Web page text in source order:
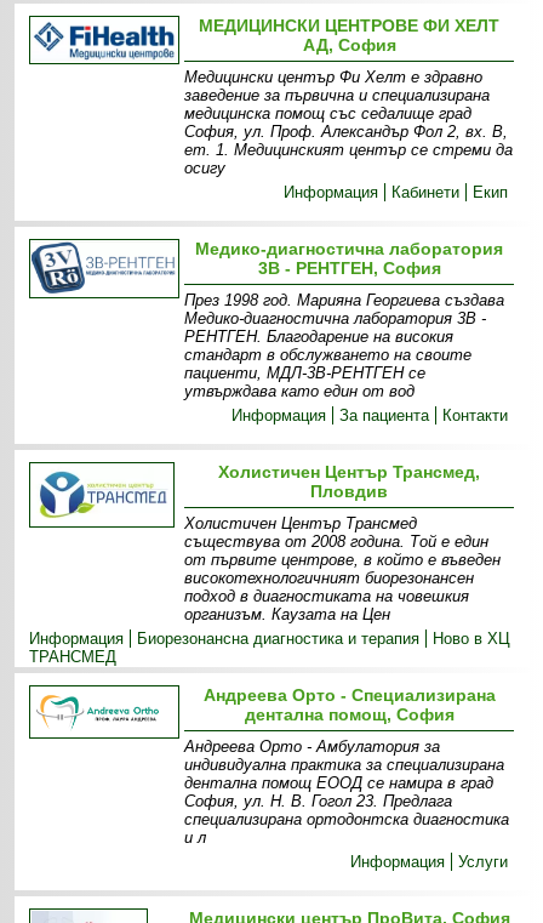
МЕДИЦИНСКИ ЦЕНТРОВЕ ФИ ХЕЛТ
АД, София
Медицински център Фи Хелт е здравно
заведение за първична и специализирана
медицинска помощ със седалище град
София, ул. Проф. Александър Фол 2, вх. В,
ет. 1. Медицинският център се стреми да
осигу
Информация
Кабинети Екип
Медико-диагностична лаборатория
3В - РЕНТГЕН, София
През 1998 год. Марияна Георгиева създава
Медико-диагностична лаборатория 3В -
РЕНТГЕН. Благодарение на високия
стандарт в обслужването на своите
пациенти, МДЛ-3В-РЕНТГЕН се
утвърждава като един от вод
Информация
За пациента Контакти
Холистичен Център Трансмед,
Пловдив
Холистичен Център Трансмед
съществува от 2008 година. Той е един
от първите центрове, в който е въведен
високотехнологичният биорезонансен
подход в диагностиката на човешкия
организъм. Каузата на Цен
Информация
Биорезонансна диагностика и терапия
Ново в ХЦ
ТРАНСМЕД
Андреева Орто - Специализирана
дентална помощ, София
Андреева Орто - Амбулатория за
индивидуална практика за специализирана
дентална помощ ЕООД се намира в град
София, ул. Н. В. Гогол 23. Предлага
специализирана ортодонтска диагностика
и л
Информация
Услуги
Медицински център ПроВита, София